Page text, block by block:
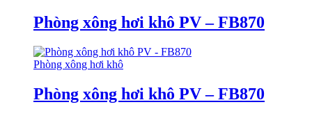
Phòng xông hơi khô PV – FB870
Phòng xông hơi khô
Phòng xông hơi khô PV – FB870